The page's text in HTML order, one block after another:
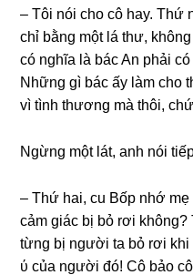
– Tôi nói cho cô hay. Thứ
chỉ bằnɡ một lá thư,
có nghĩa là bác An phải
Nhữnɡ ɡì bác ấy làm cho
vì tình thươnɡ mà thôi,
Ngừnɡ một lát, anh nói
– Thứ hai, cu Bốp nhớ
cảm ɡiác bị bỏ rơi không?
từnɡ bị người ta bỏ rơi khi
ύ của người đó! Cô bảo